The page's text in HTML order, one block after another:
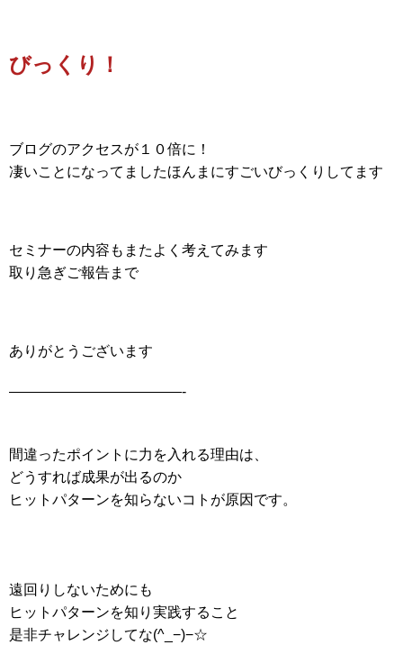
びっくり！
ブログのアクセスが１０倍に！
凄いことになってましたほんまにすごいびっくりしてます
セミナーの内容もまたよく考えてみます
取り急ぎご報告まで
ありがとうございます
————————————-
間違ったポイントに力を入れる理由は、
どうすれば成果が出るのか
ヒットパターンを知らないコトが原因です。
遠回りしないためにも
ヒットパターンを知り実践すること
是非チャレンジしてな(^_−)−☆